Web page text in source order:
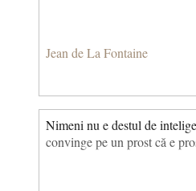
Jean de La Fontaine
Nimeni nu e destul de
convinge pe un prost că e